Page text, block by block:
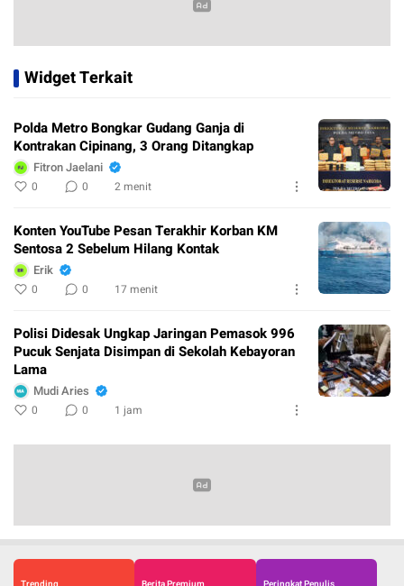
Widget Terkait
Polda Metro Bongkar Gudang Ganja di
Kontrakan Cipinang, 3 Orang Ditangkap
Fitron Jaelani
0 0 2 menit
Konten YouTube Pesan Terakhir Korban KM
Sentosa 2 Sebelum Hilang Kontak
Erik
0 0 17 menit
Polisi Didesak Ungkap Jaringan Pemasok 996
Pucuk Senjata Disimpan di Sekolah Kebayoran
Lama
Mudi Aries
0 0 1 jam